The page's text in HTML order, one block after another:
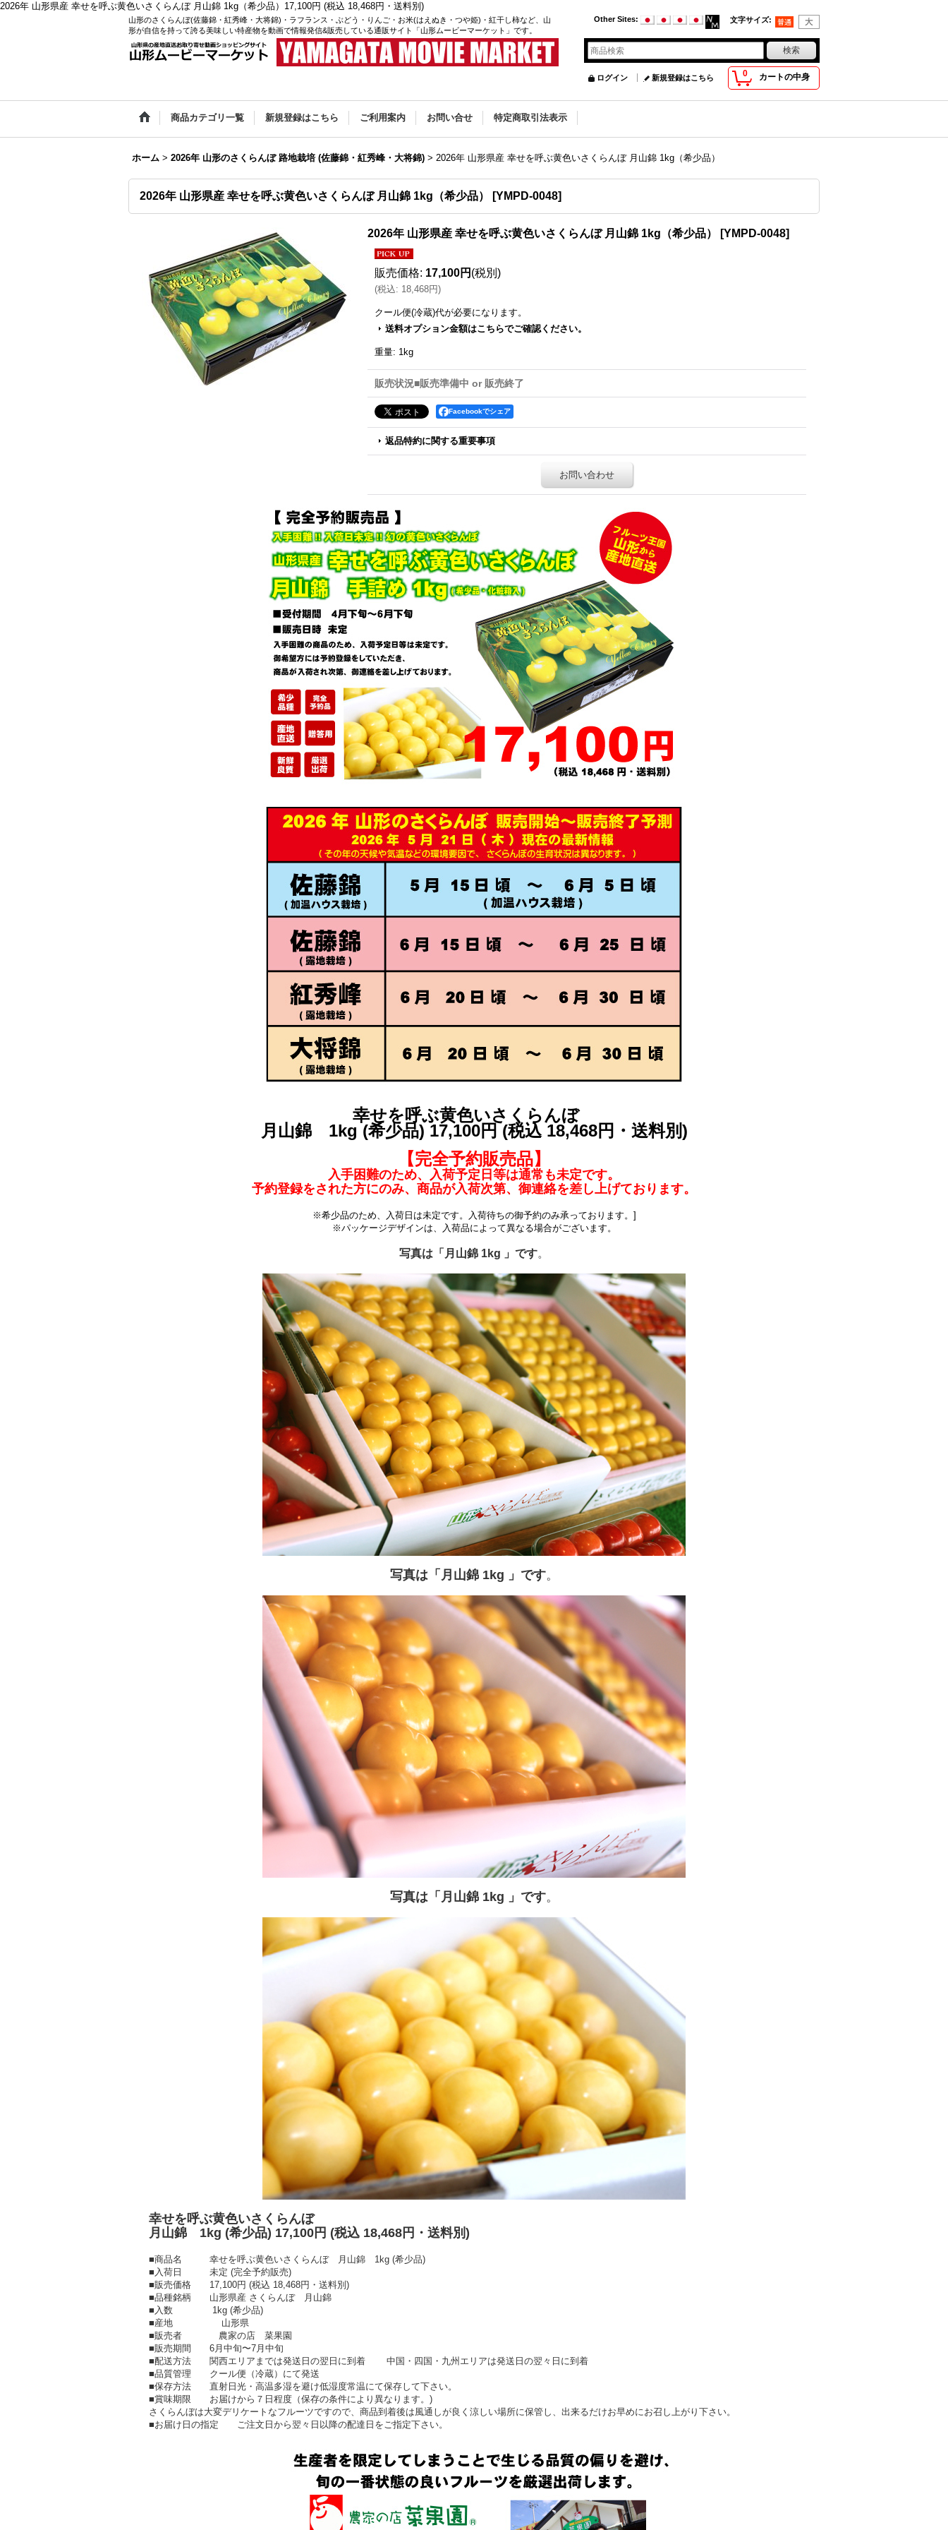
2026年 山形県産 幸せを呼ぶ黄色いさくらんぼ 月山錦 1kg（希少品）17,100円 (税込 18,468円・送料別)
山形のさくらんぼ(佐藤錦・紅秀峰・大将錦)・ラフランス・ぶどう・りんご・お米(はえぬき・つや姫)・紅干し柿など、山
形が自信を持って誇る美味しい特産物を動画で情報発信&販売している通販サイト「山形ムービーマーケット」です。
文字サイズ:
Other Sites:
0 カートの中身
ログイン 新規登録はこちら
商品カテゴリ一覧 新規登録はこちら ご利用案内 お問い合せ 特定商取引法表示
ホーム > 2026年 山形のさくらんぼ 路地栽培 (佐藤錦・紅秀峰・大将錦) > 2026年 山形県産 幸せを呼ぶ黄色いさくらんぼ 月山錦 1kg（希少品）
2026年 山形県産 幸せを呼ぶ黄色いさくらんぼ 月山錦 1kg（希少品） [YMPD-0048]
2026年 山形県産 幸せを呼ぶ黄色いさくらんぼ 月山錦 1kg（希少品） [YMPD-0048]
販売価格: 17,100円 (税別)
(税込: 18,468円)
クール便(冷蔵)代が必要になります。
送料オプション金額はこちらでご確認ください。
重量: 1kg
販売状況■販売準備中 or 販売終了
Facebookでシェア
返品特約に関する重要事項
お問い合わせ
幸せを呼ぶ黄色いさくらんぼ
月山錦 1kg (希少品) 17,100円 (税込 18,468円・送料別)
【完全予約販売品】
入手困難のため、入荷予定日等は通常も未定です。
予約登録をされた方にのみ、商品が入荷次第、御連絡を差し上げております。
※希少品のため、入荷日は未定です。入荷待ちの御予約のみ承っております。]
※パッケージデザインは、入荷品によって異なる場合がございます。
写真は「月山錦 1kg 」です。
写真は「月山錦 1kg 」です。
写真は「月山錦 1kg 」です。
幸せを呼ぶ黄色いさくらんぼ
月山錦 1kg (希少品) 17,100円 (税込 18,468円・送料別)
■商品名 幸せを呼ぶ黄色いさくらんぼ 月山錦 1kg (希少品)
■入荷日 未定 (完全予約販売)
■販売価格 17,100円 (税込 18,468円・送料別)
■品種銘柄 山形県産 さくらんぼ 月山錦
■入数 1kg (希少品)
■産地 山形県
■販売者 農家の店 菜果園
■販売期間 6月中旬〜7月中旬
■配送方法 関西エリアまでは発送日の翌日に到着 中国・四国・九州エリアは発送日の翌々日に到着
■品質管理 クール便（冷蔵）にて発送
■保存方法 直射日光・高温多湿を避け低湿度常温にて保存して下さい。
■賞味期限 お届けから７日程度（保存の条件により異なります。)
さくらんぼは大変デリケートなフルーツですので、商品到着後は風通しが良く涼しい場所に保管し、出来るだけお早めにお召し上がり下さい。
■お届け日の指定 ご注文日から翌々日以降の配達日をご指定下さい。